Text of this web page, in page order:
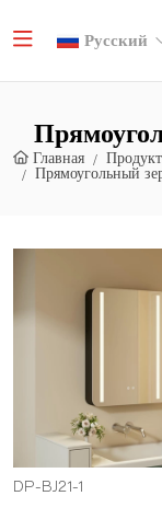
Русский
Главная
Прямоугольный
DP-BJ21-1